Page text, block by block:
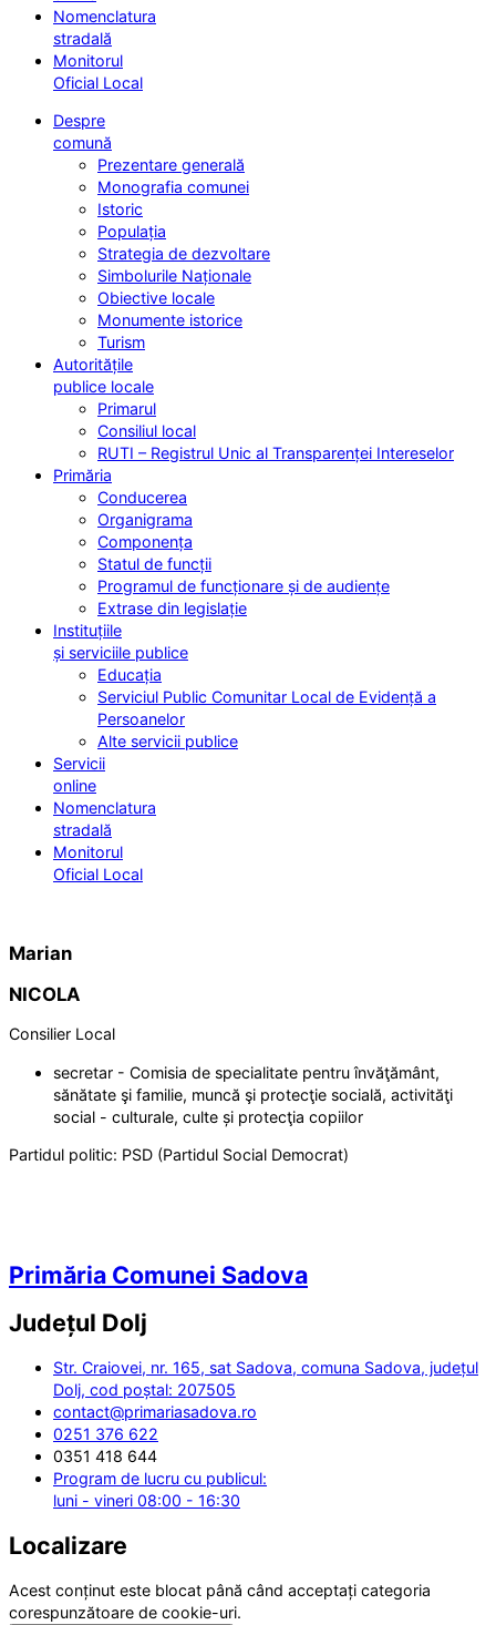
Nomenclatura
stradală
Monitorul
Oficial Local
Despre
comună
Prezentare generală
Monografia comunei
Istoric
Populația
Strategia de dezvoltare
Simbolurile Naționale
Obiective locale
Monumente istorice
Turism
Autoritățile
publice locale
Primarul
Consiliul local
RUTI – Registrul Unic al Transparenței Intereselor
Primăria
Conducerea
Organigrama
Componența
Statul de funcții
Programul de funcționare și de audiențe
Extrase din legislație
Instituțiile
și serviciile publice
Educația
Serviciul Public Comunitar Local de Evidență a
Persoanelor
Alte servicii publice
Servicii
online
Nomenclatura
stradală
Monitorul
Oficial Local
Marian
NICOLA
Consilier Local
secretar - Comisia de specialitate pentru învăţământ,
sănătate şi familie, muncă şi protecţie socială, activităţi
social - culturale, culte și protecţia copiilor
Partidul politic: PSD (Partidul Social Democrat)
Primăria Comunei Sadova
Județul Dolj
Str. Craiovei, nr. 165, sat Sadova, comuna Sadova, județul
Dolj, cod poștal: 207505
contact@primariasadova.ro
0251 376 622
0351 418 644
Program de lucru cu publicul:
luni - vineri 08:00 - 16:30
Localizare
Acest conținut este blocat până când acceptați categoria
corespunzătoare de cookie-uri.